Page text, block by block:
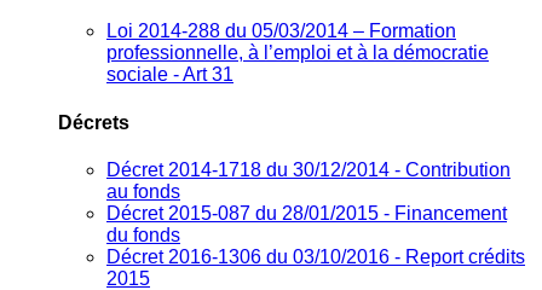
Loi 2014-288 du 05/03/2014 – Formation
professionnelle, à l’emploi et à la démocratie
sociale - Art 31
Décrets
Décret 2014-1718 du 30/12/2014 - Contribution
au fonds
Décret 2015-087 du 28/01/2015 - Financement
du fonds
Décret 2016-1306 du 03/10/2016 - Report crédits
2015